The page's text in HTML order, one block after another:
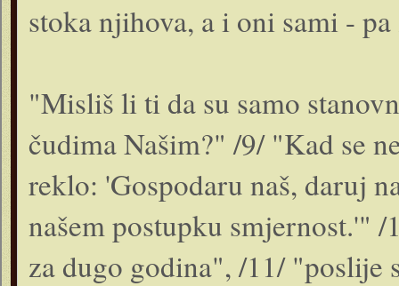
stoka njihova, a i oni sami -
"Misliš li ti da su samo
čudima Našim?" /9/ "Kad se
reklo: 'Gospodaru naš, daruj
našem postupku smjernost.'"
za dugo godina", /11/ "poslije